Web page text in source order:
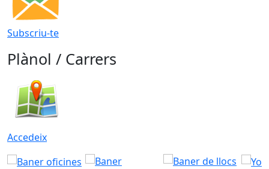
Subscriu-te
Plànol / Carrers
Accedeix